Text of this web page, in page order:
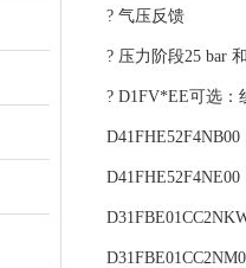
? 气压反馈
? 压力阶段25 bar
? D1FV*EE可选：
D41FHE52F4NB00
D41FHE52F4NE00